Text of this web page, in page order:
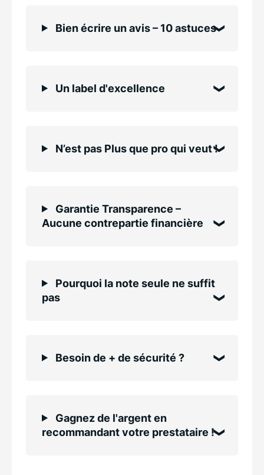
Bien écrire un avis – 10 astuces
Un label d'excellence
N’est pas Plus que pro qui veut !
Garantie Transparence –
Aucune contrepartie financière
Pourquoi la note seule ne suffit
pas
Besoin de + de sécurité ?
Gagnez de l'argent en
recommandant votre prestataire !